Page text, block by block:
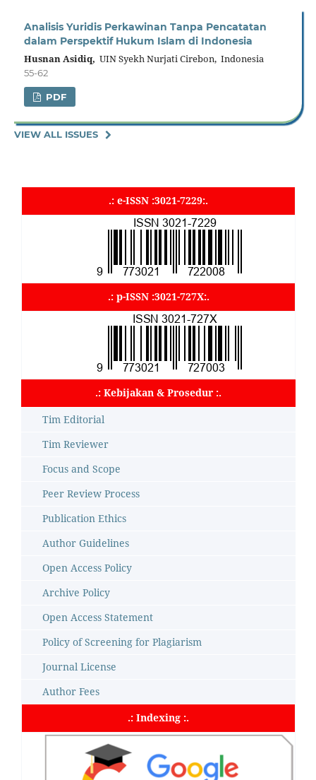
Analisis Yuridis Perkawinan Tanpa Pencatatan
dalam Perspektif Hukum Islam di Indonesia
Husnan Asidiq, UIN Syekh Nurjati Cirebon, Indonesia
55-62
PDF
VIEW ALL ISSUES
.: e-ISSN :3021-7229:.
.: p-ISSN :3021-727X:.
.: Kebijakan & Prosedur :.
Tim Editorial
Tim Reviewer
Focus and Scope
Peer Review Process
Publication Ethics
Author Guidelines
Open Access Policy
Archive Policy
Open Access Statement
Policy of Screening for Plagiarism
Journal License
Author Fees
.: Indexing :.